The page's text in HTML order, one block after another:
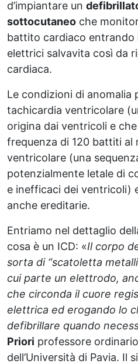
d’impiantare un
sottocutaneo che
battito cardiaco entrando
elettrici salvavita così da
cardiaca.
Le condizioni di anomalia
tachicardia ventricolare
origina dai ventricoli e
frequenza di 120 battiti al
ventricolare (una
potenzialmente letale di
e inefficaci dei ventricoli)
anche ereditarie.
Entriamo nel dettaglio
cosa è un ICD: «Il corpo
sorta di “scatoletta
cui parte un elettrodo,
che circonda il cuore
elettrica ed erogando lo
defibrillare quando
Priori professore
dell’Università di Pavia. Il